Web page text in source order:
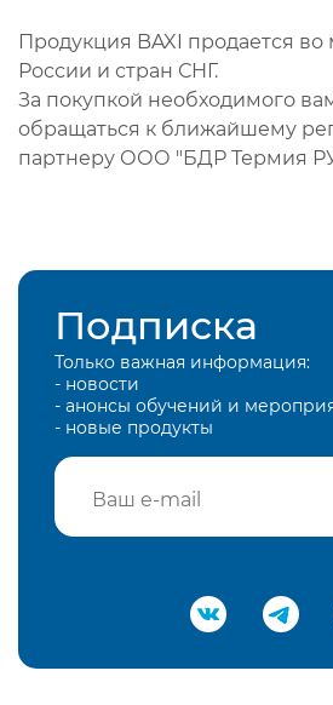
Продукция BAXI продается во
России и стран СНГ.
За покупкой необходимого
обращаться к ближайшему
партнеру ООО "БДР Термия
Подписка
Только важная информация:
- новости
- анонсы обучений и
- новые продукты
Подтвердить e-mail